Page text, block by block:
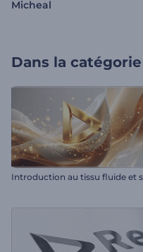
Micheal
Dans la catégorie